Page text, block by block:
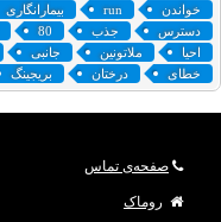
خواندن
run بیمارانگاری
دسترس
جذب 80
احیا
ملاتونین جانبی
خطای
درختان بریجینگ
صفحه‌ی تماس
روماک